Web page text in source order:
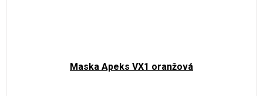
Maska Apeks VX1 oranžová